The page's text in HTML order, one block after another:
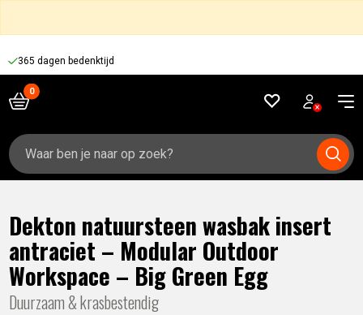
365 dagen bedenktijd
Zoeken
naar:
Dekton natuursteen wasbak insert
antraciet – Modular Outdoor
Workspace – Big Green Egg
Duurzaam & krasbestendig